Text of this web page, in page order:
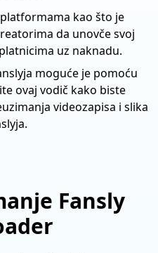
kao što je
da unovče svoj
uz naknadu.
moguće je pomoću
ovaj vodič kako biste
videozapisa i slika
Fansly